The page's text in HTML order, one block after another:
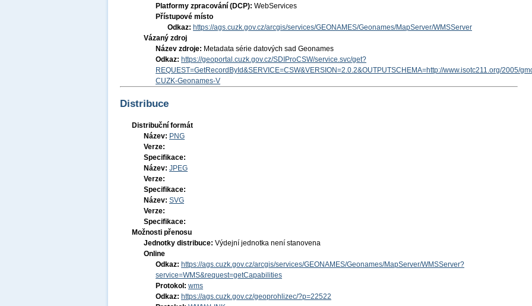
Platformy zpracování (DCP): WebServices
Přístupové místo
Odkaz: https://ags.cuzk.gov.cz/arcgis/services/GEONAMES/Geonames/MapServer/WMSServer
Vázaný zdroj
Název zdroje: Metadata série datových sad Geonames
Odkaz: https://geoportal.cuzk.gov.cz/SDIProCSW/service.svc/get?
REQUEST=GetRecordById&SERVICE=CSW&VERSION=2.0.2&OUTPUTSCHEMA=http://www.isotc211.org/2005/
CUZK-Geonames-V
Distribuce
Distribuční formát
Název: PNG
Verze:
Specifikace:
Název: JPEG
Verze:
Specifikace:
Název: SVG
Verze:
Specifikace:
Možnosti přenosu
Jednotky distribuce: Výdejní jednotka není stanovena
Online
Odkaz: https://ags.cuzk.gov.cz/arcgis/services/GEONAMES/Geonames/MapServer/WMSServer?
service=WMS&request=getCapabilities
Protokol: wms
Odkaz: https://ags.cuzk.gov.cz/geoprohlizec/?p=22522